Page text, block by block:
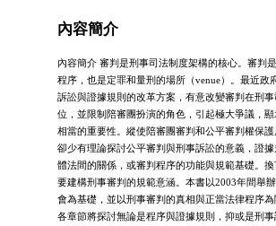
內容簡介
內容簡介 審判是刑事司法制度架構的核心。審判
程序，也是定罪和量刑的場所（venue）。最近政
訴訟與證據規則的改革方案，有意改變審判在刑
位，並限制陪審團扮演的角色，引起極大爭議，
相當的重要性。縱使陪審團審判和公平審判權保護
卻少有理論探討公平審判與刑事訴訟的意義，證
體法間的關係，或審判程序的功能與規範基礎。
要建構刑事審判的規範意涵。本書以2003年間舉
會為基礎，並以刑事審判的真相與正當法律程序
各章節將探討無論是程序與證據規則，抑或是刑